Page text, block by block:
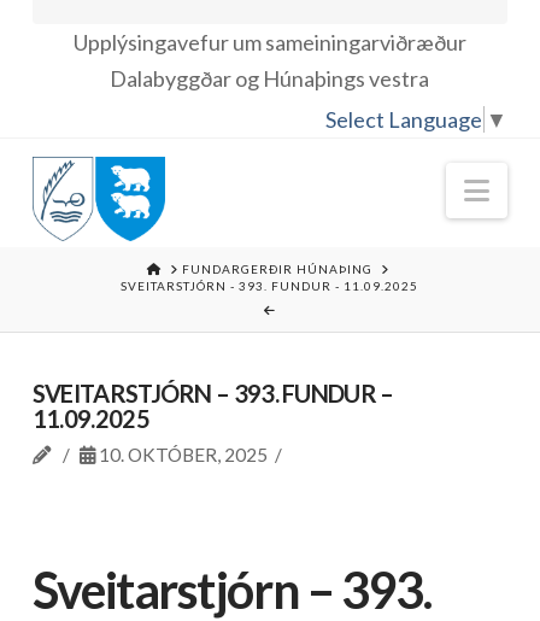
Upplýsingavefur um sameiningarviðræður
Dalabyggðar og Húnaþings vestra
Select Language ▼
HOMEFUNDARGERÐIR HÚNAÞING
SVEITARSTJÓRN - 393. FUNDUR - 11.09.2025
SVEITARSTJÓRN – 393. FUNDUR –
11.09.2025
10. OKTÓBER, 2025
Sveitarstjórn – 393.